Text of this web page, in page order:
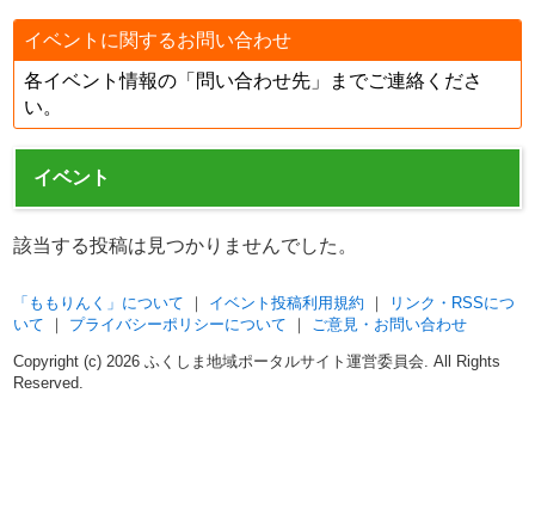
イベントに関するお問い合わせ
各イベント情報の「問い合わせ先」までご連絡くださ
い。
イベント
該当する投稿は見つかりませんでした。
「ももりんく」について イベント投稿利用規約
リンク・RSSにつ
いて
プライバシーポリシーについて ご意見・お問い合わせ
Copyright (c) 2026 ふくしま地域ポータルサイト運営委員会. All Rights
Reserved.